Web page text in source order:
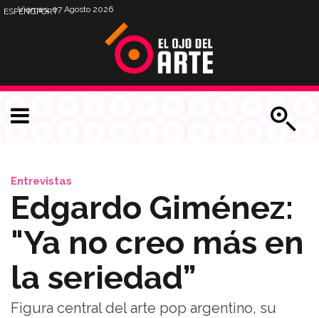
Viernes, 07 Agosto 2026
ESPENGPORT
Entrevistas
Edgardo Giménez:
"Ya no creo más en
la seriedad”
Figura central del arte pop argentino, su